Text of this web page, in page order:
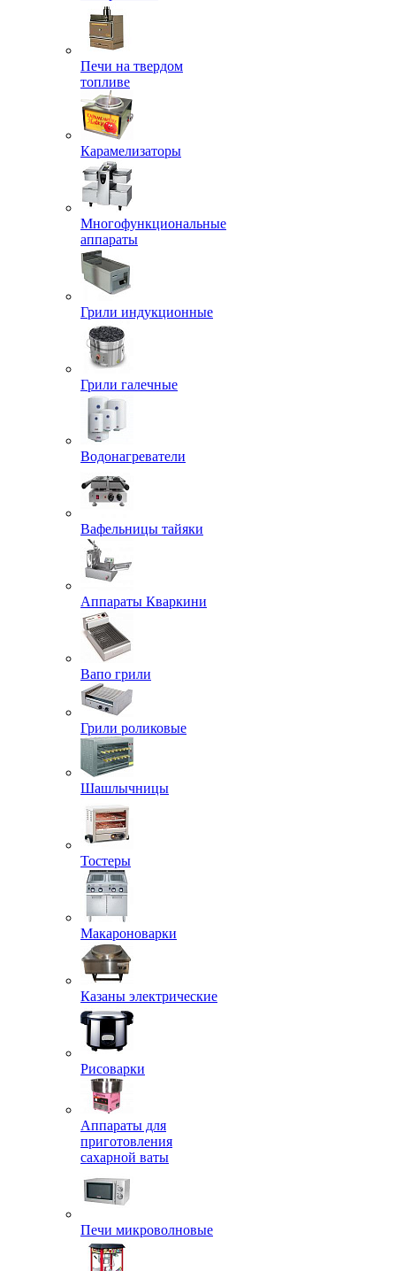
Печи на твердом
топливе
Карамелизаторы
Многофункциональные
аппараты
Грили индукционные
Грили галечные
Водонагреватели
Вафельницы тайяки
Аппараты Кваркини
Вапо грили
Грили роликовые
Шашлычницы
Тостеры
Макароноварки
Казаны электрические
Рисоварки
Аппараты для
приготовления
сахарной ваты
Печи микроволновые